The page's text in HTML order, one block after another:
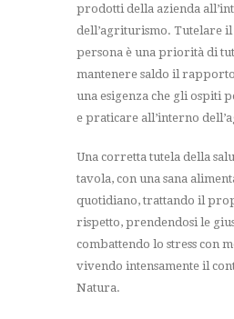
prodotti della azienda
dell’agriturismo. Tutelare il
persona è una priorità di
mantenere saldo il
una esigenza che gli ospiti
e praticare all’interno
Una corretta tutela della
tavola, con una sana
quotidiano, trattando il
rispetto, prendendosi le
combattendo lo stress con
vivendo intensamente il
Natura.